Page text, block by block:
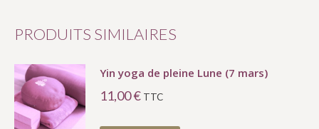
PRODUITS SIMILAIRES
Yin yoga de pleine Lune (7 mars)
11,00€ TTC